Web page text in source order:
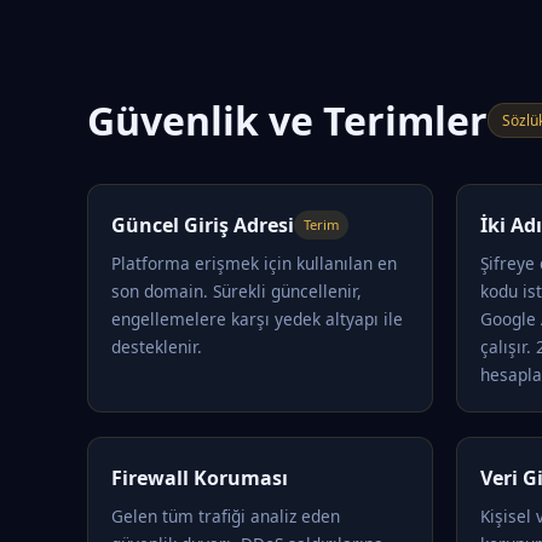
Güvenlik ve Terimler
Güncel Giriş Adresi Terim
Platforma erişmek için kullanılan en
son domain. Sürekli güncellenir,
engellemelere karşı yedek altyapı ile
desteklenir.
İki
Şifreye
kodu
Firewall Koruması
Gelen tüm trafiği analiz eden
Veri
Kişisel